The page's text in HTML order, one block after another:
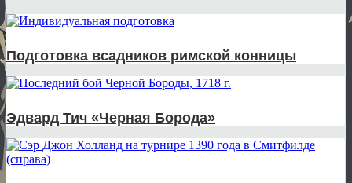
Подготовка всадников римской конницы
Эдвард Тич «Черная Борода»